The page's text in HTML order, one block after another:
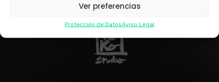
Ver preferencias
Protección de DatosAviso Legal